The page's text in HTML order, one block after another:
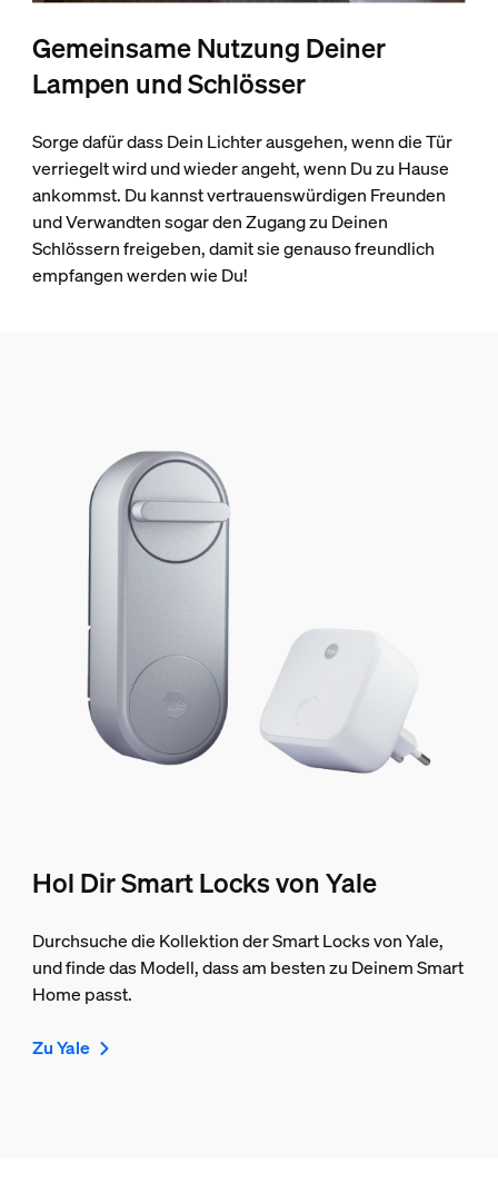
Gemeinsame Nutzung Deiner
Lampen und Schlösser
Sorge dafür dass Dein Lichter ausgehen, wenn die Tür
verriegelt wird und wieder angeht, wenn Du zu Hause
ankommst. Du kannst vertrauenswürdigen Freunden
und Verwandten sogar den Zugang zu Deinen
Schlössern freigeben, damit sie genauso freundlich
empfangen werden wie Du!
Hol Dir Smart Locks von Yale
Durchsuche die Kollektion der Smart Locks von Yale,
und finde das Modell, dass am besten zu Deinem Smart
Home passt.
Zu Yale